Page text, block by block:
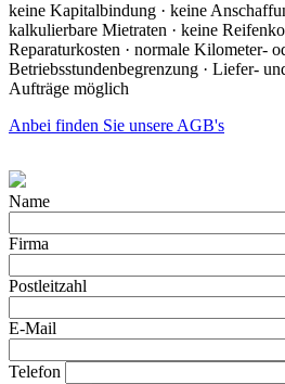
keine Kapitalbindung · keine
kalkulierbare Mietraten · keine
Reparaturkosten · normale Kilometer-
Betriebsstundenbegrenzung · Liefer-
Aufträge möglich
Anbei finden Sie unsere AGB's
Name
Firma
Postleitzahl
E-Mail
Telefon